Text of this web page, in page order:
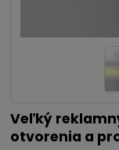
Veľký
otvorenia a